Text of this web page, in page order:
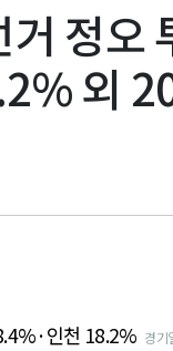
정
외
인천 18.2% 경기